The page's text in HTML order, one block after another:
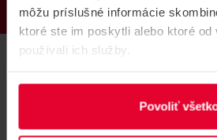
môžu príslušné informácie
ktoré ste im poskytli alebo ktoré
používali ich služby.
Povoliť